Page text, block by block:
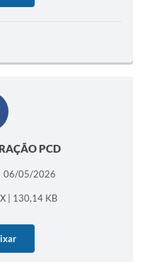
PCD
06/05/2026
| 130,14 KB